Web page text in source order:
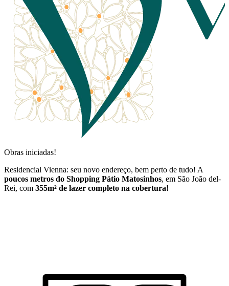
Obras iniciadas!
Residencial Vienna: seu novo endereço, bem perto de tudo! A
poucos metros do Shopping Pátio Matosinhos, em São João del-
Rei, com 355m² de lazer completo na cobertura!